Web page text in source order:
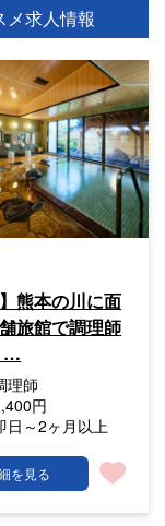
メ求人情報
】熊本の川に面
旅館で調理師
…
理師
円
日～2ヶ月以上
を見る